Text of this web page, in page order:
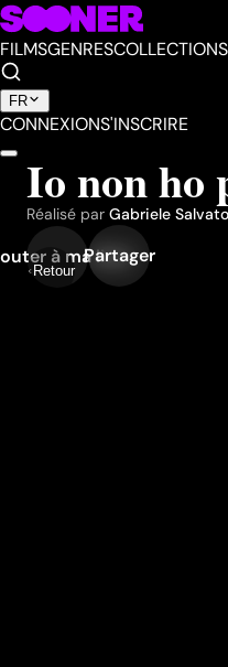
FILMSGENRESCOLLECTIONS
FR
CONNEXIONS'INSCRIRE
Retour
Io non ho
Réalisé par Gabriele
à ma liste
Partager